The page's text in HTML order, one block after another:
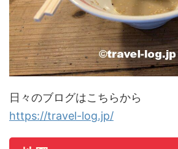
日々のブログはこちらから
https://travel-log.jp/